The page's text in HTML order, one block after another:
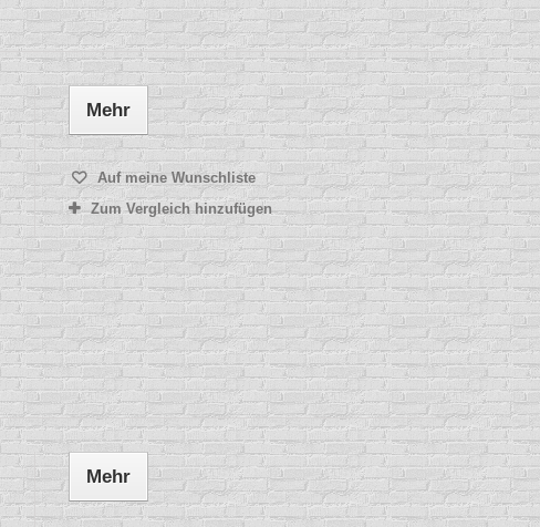
Mehr
Auf meine Wunschliste
Zum Vergleich hinzufügen
Mehr